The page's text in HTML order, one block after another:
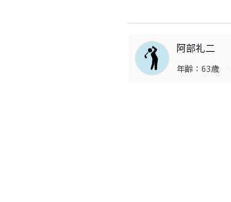
阿部礼二
年齢：63歳